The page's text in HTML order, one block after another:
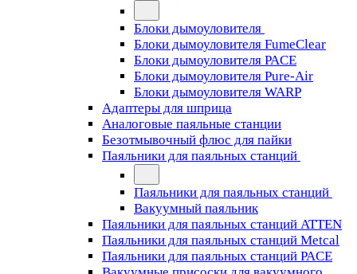
Блоки дымоуловителя
Блоки дымоуловителя FumeClear
Блоки дымоуловителя PACE
Блоки дымоуловителя Pure-Air
Блоки дымоуловителя WARP
Адаптеры для шприца
Аналоговые паяльные станции
Безотмывочный флюс для пайки
Паяльники для паяльных станций
Паяльники для паяльных станций
Вакуумный паяльник
Паяльники для паяльных станций ATTEN
Паяльники для паяльных станций Metcal
Паяльники для паяльных станций PACE